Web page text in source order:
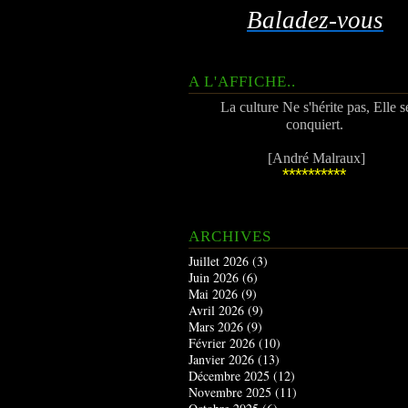
Baladez-vous
A L'AFFICHE..
La culture Ne s'hérite pas, Elle
conquiert.
[André Malraux]
**********
ARCHIVES
Juillet 2026 (3)
Juin 2026 (6)
Mai 2026 (9)
Avril 2026 (9)
Mars 2026 (9)
Février 2026 (10)
Janvier 2026 (13)
Décembre 2025 (12)
Novembre 2025 (11)